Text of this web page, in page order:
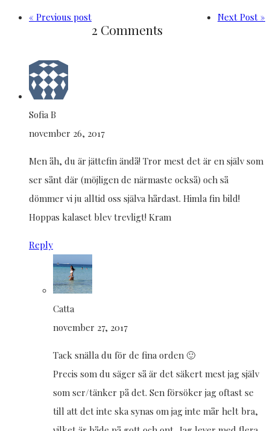
« Previous post Next Post »
2 Comments
Sofia B
november 26, 2017
Men åh, du är jättefin ändå! Tror mest det är en själv som
ser sånt där (möjligen de närmaste också) och så
dömmer vi ju alltid oss själva hårdast. Himla fin bild!
Hoppas kalaset blev trevligt! Kram
Reply
Catta
november 27, 2017
Tack snälla du för de fina orden 🙂
Precis som du säger så är det säkert mest jag själv
som ser/tänker på det. Sen försöker jag oftast se
till att det inte ska synas om jag inte mår helt bra,